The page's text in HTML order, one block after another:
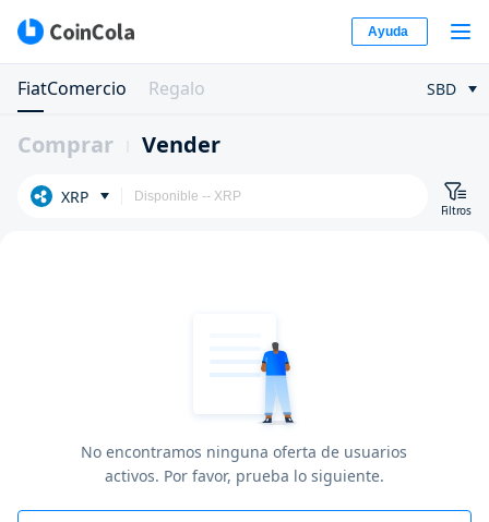
Ayuda
FiatComercio Regalo SBD
Comprar Vender
XRP
Filtros
No encontramos ninguna oferta de usuarios
activos. Por favor, prueba lo siguiente.